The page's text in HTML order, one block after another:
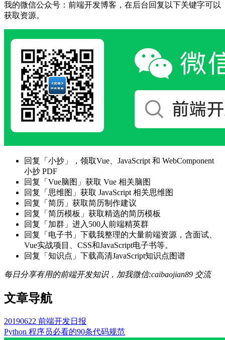
我的微信公众号：前端开发博客，在后台回复以下关键字可以
获取资源。
回复「小抄」，领取Vue、JavaScript 和 WebComponent
小抄 PDF
回复「Vue脑图」获取 Vue 相关脑图
回复「思维图」获取 JavaScript 相关思维图
回复「简历」获取简历制作建议
回复「简历模板」获取精选的简历模板
回复「加群」进入500人前端精英群
回复「电子书」下载我整理的大量前端资源，含面试、
Vue实战项目、CSS和JavaScript电子书等。
回复「知识点」下载高清JavaScript知识点图谱
每日分享有用的前端开发知识，加我微信:caibaojian89 交流
文章导航
20190622 前端开发日报
Python 程序员必看的90条代码规范